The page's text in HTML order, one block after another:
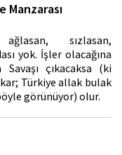
Manzarası
sızlasan,
yok. İşler olacağına
Savaşı çıkacaksa (ki
Türkiye allak bulak
görünüyor) olur.